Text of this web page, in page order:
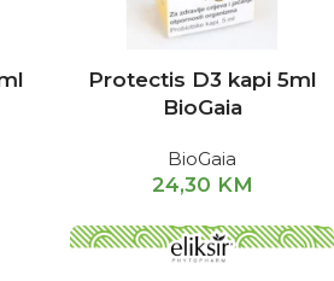
Protectis D3 kapi 5ml
BioGaia
BioGaia
24,30 KM